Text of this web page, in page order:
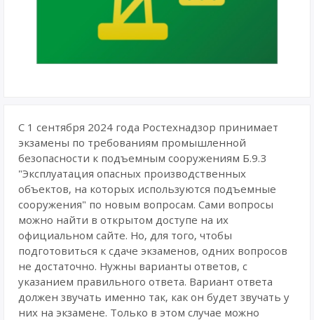
С 1 сентября 2024 года Ростехнадзор принимает
экзамены по требованиям промышленной
безопасности к подъемным сооружениям Б.9.3
"Эксплуатация опасных производственных
объектов, на которых используются подъемные
сооружения" по новым вопросам. Сами вопросы
можно найти в открытом доступе на их
официальном сайте. Но, для того, чтобы
подготовиться к сдаче экзаменов, одних вопросов
не достаточно. Нужны варианты ответов, с
указанием правильного ответа. Вариант ответа
должен звучать именно так, как он будет звучать у
них на экзамене. Только в этом случае можно